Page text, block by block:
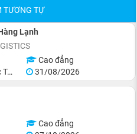
TƯƠNG TỰ
Lạnh
Cao đẳng
31/08/2026
Cao đẳng